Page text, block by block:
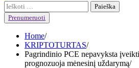
Ieškoti:
Prenumeruoti
Home
KRIPTOTURTAS
Pagrindinio PCE nepavyksta
prognozuoja mėnesinį uždarymą